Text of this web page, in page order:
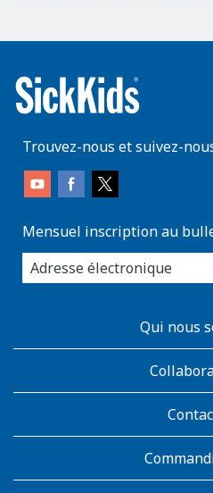
Trouvez-nous et suivez-
Mensuel inscription au
enter
you
email
AboutKidsHealth
Qui nous